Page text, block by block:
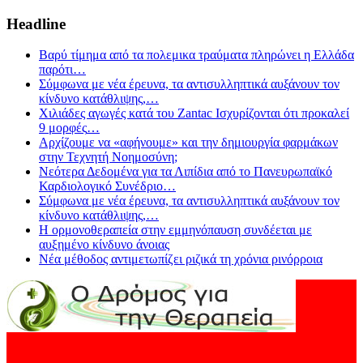
Headline
Βαρύ τίμημα από τα πολεμικα τραύματα πληρώνει η Ελλάδα
παρότι…
Σύμφωνα με νέα έρευνα, τα αντισυλληπτικά αυξάνουν τον
κίνδυνο κατάθλιψης,…
Χιλιάδες αγωγές κατά του Zantac Ισχυρίζονται ότι προκαλεί
9 μορφές…
Αρχίζουμε να «αφήνουμε» και την δημιουργία φαρμάκων
στην Τεχνητή Νοημοσύνη;
Νεότερα Δεδομένα για τα Λιπίδια από το Πανευρωπαϊκό
Καρδιολογικό Συνέδριο…
Σύμφωνα με νέα έρευνα, τα αντισυλληπτικά αυξάνουν τον
κίνδυνο κατάθλιψης,…
Η ορμονοθεραπεία στην εμμηνόπαυση συνδέεται με
αυξημένο κίνδυνο άνοιας
Νέα μέθοδος αντιμετωπίζει ριζικά τη χρόνια ρινόρροια